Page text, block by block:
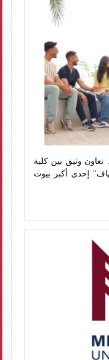
وثيق بين كلية
إحدى أكبر بيوت